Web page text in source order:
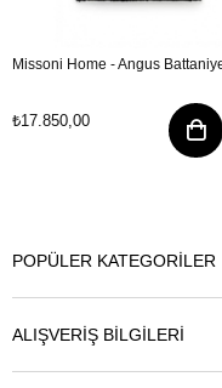
Missoni Home - Angus
₺17.850,00
POPÜLER KATEGORİLER
ALIŞVERİŞ BİLGİLERİ